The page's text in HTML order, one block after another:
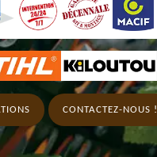
CONTACTEZ-NOUS !